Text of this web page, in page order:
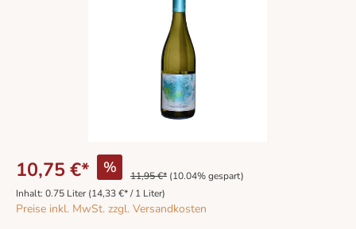
10,75 €* % 11,95 €* (10.04% gespart)
Inhalt: 0.75 Liter (14,33 €* / 1 Liter)
Preise inkl. MwSt. zzgl. Versandkosten